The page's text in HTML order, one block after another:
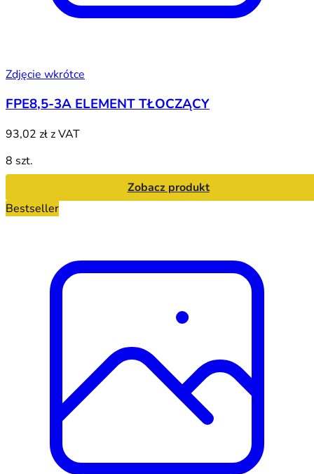
Zdjęcie wkrótce
FPE8,5-3A ELEMENT TŁOCZĄCY
93,02 złz VAT
8 szt.
Zobacz produkt
Bestseller